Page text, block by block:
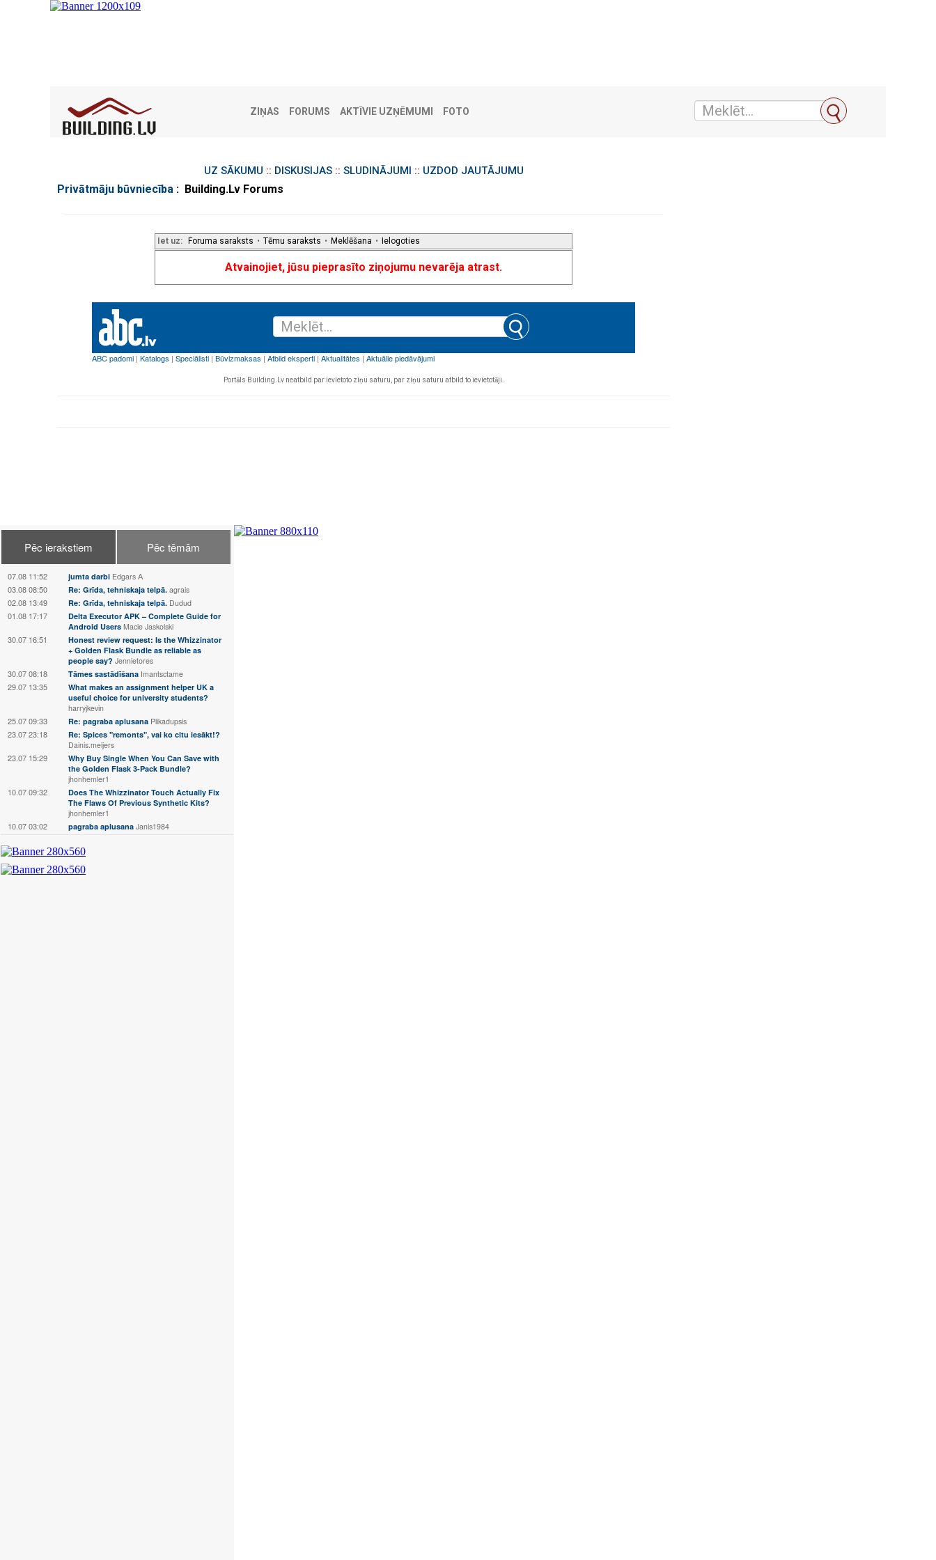
ZIŅAS FORUMS AKTĪVIE UZŅĒMUMI FOTO
UZ SĀKUMU :: DISKUSIJAS:: SLUDINĀJUMI :: UZDOD JAUTĀJUMU
Privātmāju būvniecība : Building.Lv Forums
Iet uz: Foruma saraksts • Tēmu saraksts • Meklēšana • Ielogoties
Atvainojiet, jūsu pieprasīto ziņojumu nevarēja atrast.
Portāls Building.Lv neatbild par ievietoto ziņu saturu, par ziņu saturu atbild to ievietotāji.
Pēc ierakstiem Pēc tēmām
07.08 11:52 jumta darbi Edgars А
03.08 08:50 Re: Grīda, tehniskaja telpā. agrais
02.08 13:49 Re: Grīda, tehniskaja telpā. Dudud
01.08 17:17
Delta Executor APK – Complete Guide for
Android Users Macie Jaskolski
30.07 16:51
Honest review request: Is the Whizzinator
+ Golden Flask Bundle as reliable as
people say? Jennietores
30.07 08:18 Tāmes sastādīšana Imantsctame
29.07 13:35
What makes an assignment helper UK a
useful choice for university students?
harryjkevin
25.07 09:33 Re: pagraba aplusana Plikadupsis
23.07 23:18
Re: Spices "remonts", vai ko citu iesākt!?
Dainis.meijers
23.07 15:29
Why Buy Single When You Can Save with
the Golden Flask 3-Pack Bundle?
jhonhemler1
10.07 09:32
Does The Whizzinator Touch Actually Fix
The Flaws Of Previous Synthetic Kits?
jhonhemler1
10.07 03:02 pagraba aplusana Janis1984